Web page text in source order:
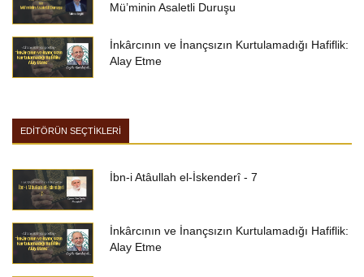
Mü’minin Asaletli Duruşu
İnkârcının ve İnançsızın Kurtulamadığı Hafiflik:
Alay Etme
EDİTÖRÜN SEÇTİKLERİ
İbn-i Atâullah el-İskenderî - 7
İnkârcının ve İnançsızın Kurtulamadığı Hafiflik:
Alay Etme